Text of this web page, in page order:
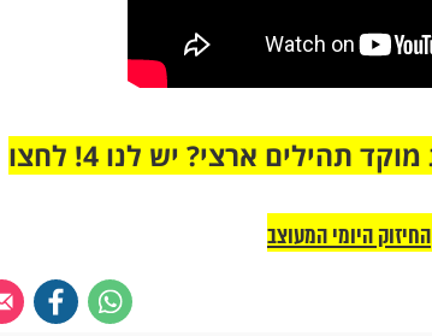
מחוברים רק לקבוצת ווטסאפ אחת מבית מוקד תהילים ארצי? יש לנו 4! לחצו
החיזוק היומי המעוצב